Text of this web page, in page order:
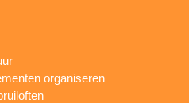
organiseren